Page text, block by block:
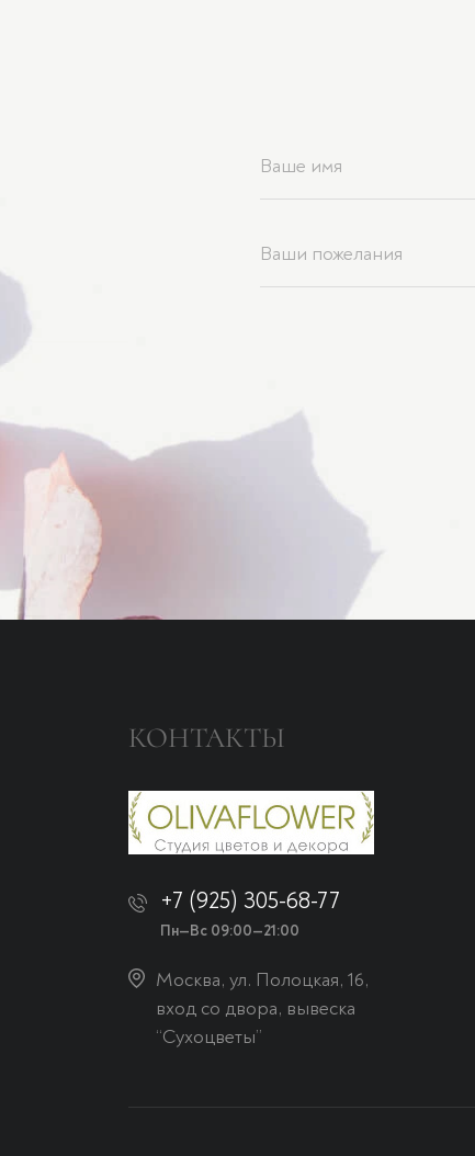
КОНТАКТЫ
+7 (925) 305-68-77
Пн—Вс 09:00—21:00
Москва, ул. Полоцкая, 16,
вход со двора, вывеска
“Сухоцветы”